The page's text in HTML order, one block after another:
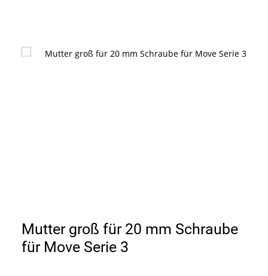
Mutter groß für 20 mm Schraube
für Move Serie 3